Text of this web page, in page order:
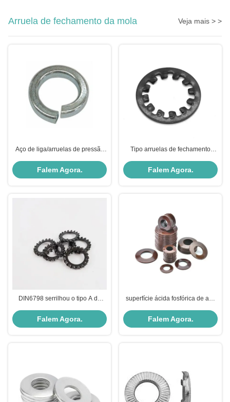
Arruela de fechamento da mola Veja mais > >
Aço de liga/arruelas de pressão
fechamento rachada
personalizada
Falem Agora.
Tipo arruelas de fechamento
J com dentes internos DIN6798
Falem Agora.
DIN6798 serrilhou o tipo A da
com dentes externos
Falem Agora.
superfície ácida fosfórica de aço
60Si2MnA com óleo de
lubrificação
Falem Agora.